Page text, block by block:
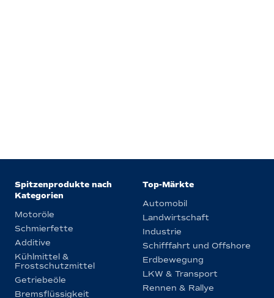
Spitzenprodukte nach
Kategorien
Motoröle
Schmierfette
Additive
Kühlmittel &
Frostschutzmittel
Getriebeöle
Bremsflüssigkeit
Top-Märkte
Automobil
Landwirtschaft
Industrie
Schifffahrt und Offshore
Erdbewegung
LKW & Transport
Rennen & Rallye